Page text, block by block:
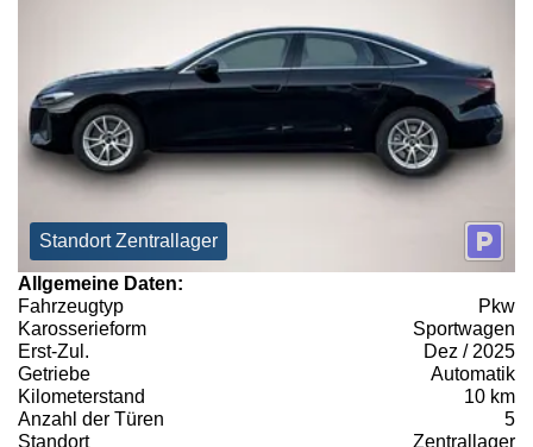
Standort Zentrallager
Allgemeine Daten:
Fahrzeugtyp
Pkw
Karosserieform
Sportwagen
Erst-Zul.
Dez / 2025
Getriebe
Automatik
Kilometerstand
10 km
Anzahl der Türen
5
Standort
Zentrallager